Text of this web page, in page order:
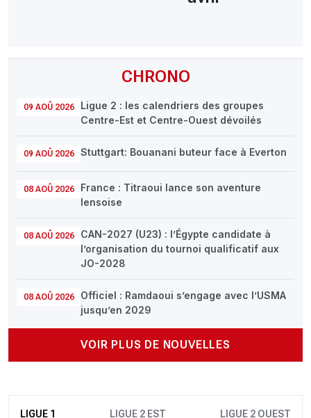
CHRONO
09 AOÛ 2026
Ligue 2 : les calendriers des groupes
Centre-Est et Centre-Ouest dévoilés
09 AOÛ 2026 Stuttgart: Bouanani buteur face à Everton
08 AOÛ 2026
France : Titraoui lance son aventure
lensoise
08 AOÛ 2026
CAN-2027 (U23) : l’Égypte candidate à
l’organisation du tournoi qualificatif aux
JO-2028
08 AOÛ 2026
Officiel : Ramdaoui s’engage avec l’USMA
jusqu’en 2029
VOIR PLUS DE NOUVELLES
LIGUE 1 LIGUE 2 EST LIGUE 2 OUEST